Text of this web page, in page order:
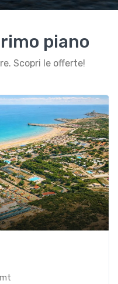
piano
Scopri le offerte!